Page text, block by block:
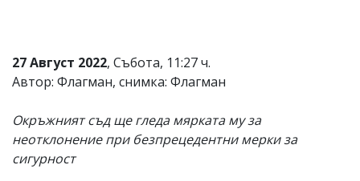
27 Август 2022, Събота, 11:27 ч.
Автор: Флагман, снимка: Флагман
Окръжният съд ще гледа мярката му за
неотклонение при безпрецедентни мерки за
сигурност